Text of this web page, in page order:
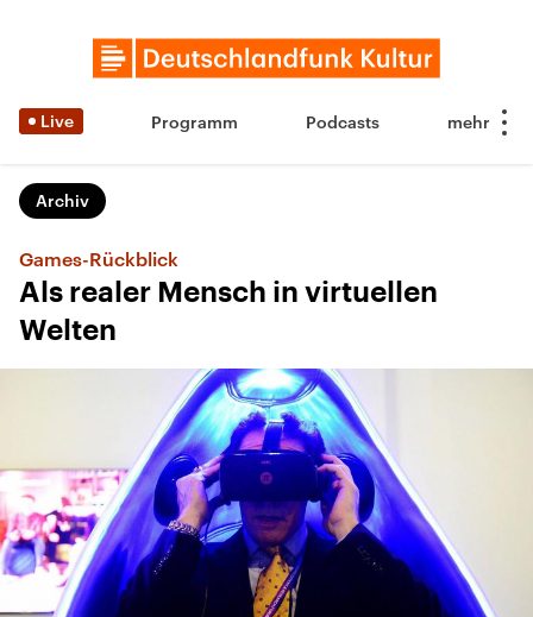
Live Programm Podcasts
Archiv
Games-Rückblick
Als realer Mensch in virtuellen
Welten